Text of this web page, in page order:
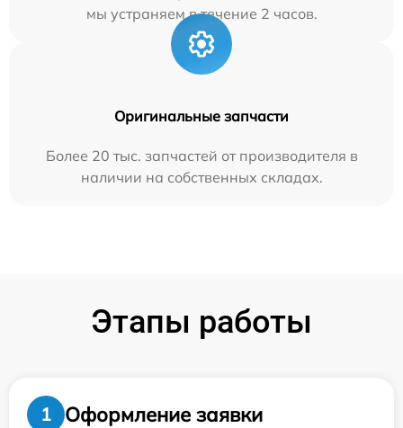
мы устраняем в течение 2 часов.
Оригинальные запчасти
Более 20 тыс. запчастей от производителя в
наличии на собственных складах.
Этапы работы
1
Оформление заявки